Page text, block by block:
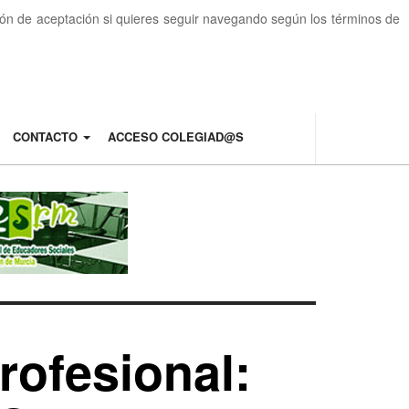
de aceptación si quieres seguir navegando según los términos de
CONTACTO ACCESO COLEGIAD@S